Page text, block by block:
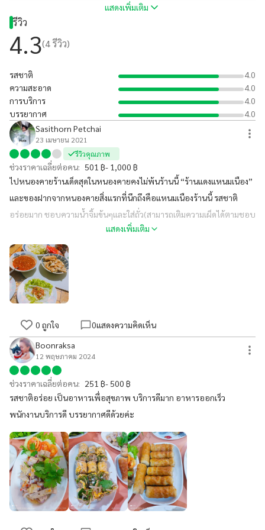
หนูโปรดหมูยอเขาอร่อยมาก 🤤 ค่าความเสียหาย(ราคาอาหาร) 100-250
บาท ร้านนี้มีที่จอดรถ และรับจองล่วงหน้าด้วย #ร้านนี้ถิ่นซ้อหยีกลับทีไร
บัญชีได้กินตลอด
แสดงเพิ่มเติม
รีวิว
4.3(4รีวิว)
รสชาติ
4.0
ความสะอาด
4.0
การบริการ
4.0
บรรยากาศ
4.0
Sasithorn Petchai
23 เมษายน 2021
รีวิวคุณภาพ
ช่วงราคาเฉลี่ยต่อคน: 501 ฿- 1,000 ฿
ไปหนองคายร้านเด็ดสุดในหนองคายคงไม่พ้นร้านนี้ “ร้านแดงแหนมเนือง”
และของฝากจากหนองคายสิ่งแรกที่นึกถึงคือแหนมเนืองร้านนี้ รสชาติ
อร่อยมาก ชอบความน้ำจิ้มข้นๆและใส่ถั่ว(สามารถเติมความเผ็ดได้ตามชอบ
🌶🌶) พวกผักเครื่องเคียงคือให้เยอะด้วย (คนโปรดผักต้องชอบ🥬🥒) แต่
หนูโปรดหมูยอเขาอร่อยมาก 🤤 ค่าความเสียหาย(ราคาอาหาร) 100-250
บาท ร้านนี้มีที่จอดรถ และรับจองล่วงหน้าด้วย #ร้านนี้ถิ่นซ้อหยีกลับทีไร
บัญชีได้กินตลอด
แสดงเพิ่มเติม
0 ถูกใจ 0แสดงความคิดเห็น
Boonraksa
12 พฤษภาคม 2024
ช่วงราคาเฉลี่ยต่อคน: 251 ฿- 500 ฿
รสชาติอร่อย เป็นอาหารเพื่อสุขภาพ บริการดีมาก อาหารออกเร็ว
พนักงานบริการดี บรรยากาศดีด้วยค่ะ